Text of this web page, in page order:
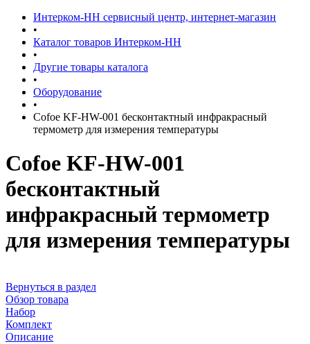
Интерком-НН сервисный центр, интернет-магазин
•
Каталог товаров Интерком-НН
•
Другие товары каталога
•
Оборудование
•
Cofoe KF-HW-001 бесконтактный инфракрасный
термометр для измерения температуры
Cofoe KF-HW-001
бесконтактный
инфракрасный термометр
для измерения температуры
Вернуться в раздел
Обзор товара
Набор
Комплект
Описание